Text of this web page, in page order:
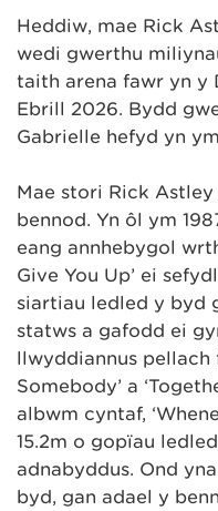
Heddiw, mae Rick
wedi gwerthu
taith arena fawr yn y
Ebrill 2026. Bydd
Gabrielle hefyd yn
Mae stori Rick
bennod. Yn ôl ym
eang annhebygol
Give You Up’ ei
siartiau ledled y byd
statws a gafodd ei
llwyddiannus pellach
Somebody’ a
albwm cyntaf,
15.2m o gopïau
adnabyddus. Ond
byd, gan adael y